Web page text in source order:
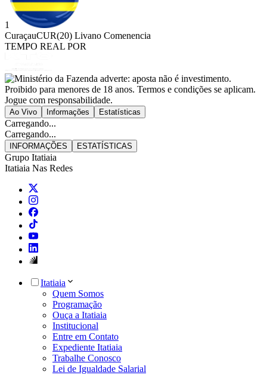
1
CuraçauCUR(20) Livano Comenencia
TEMPO REAL POR
Ao Vivo Informações Estatísticas
Carregando...
Carregando...
INFORMAÇÕES ESTATÍSTICAS
Grupo Itatiaia
Itatiaia Nas Redes
Itatiaia
Quem Somos
Programação
Ouça a Itatiaia
Institucional
Entre em Contato
Expediente Itatiaia
Trabalhe Conosco
Lei de Igualdade Salarial